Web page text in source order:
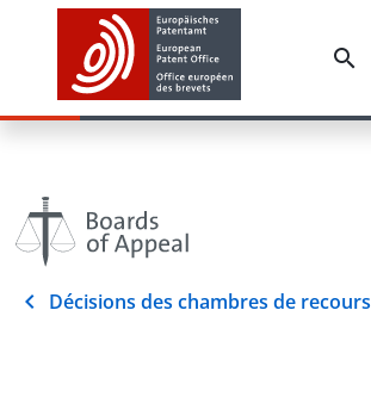
Décisions des chambres de recours